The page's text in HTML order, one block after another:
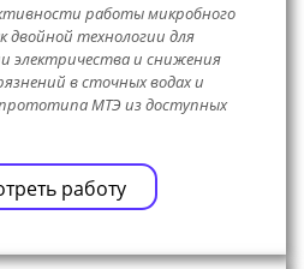
работы микробного
двойной технологии для
электричества и снижения
в сточных водах и
МТЭ из доступных
работу